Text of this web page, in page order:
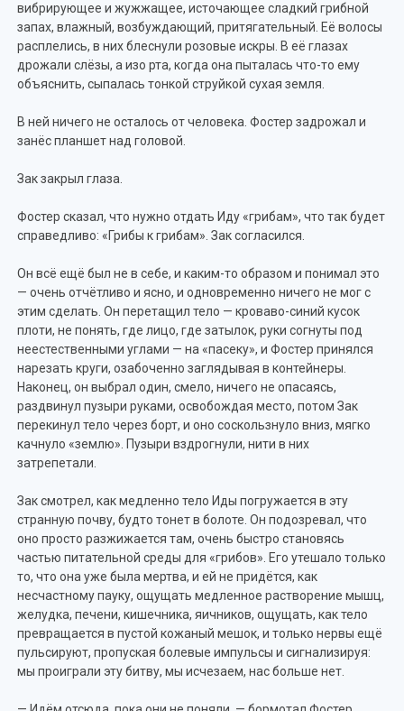
вибрирующее и жужжащее, источающее сладкий грибной
запах, влажный, возбуждающий, притягательный. Её волосы
расплелись, в них блеснули розовые искры. В её глазах
дрожали слёзы, а изо рта, когда она пыталась что-то ему
объяснить, сыпалась тонкой струйкой сухая земля.
В ней ничего не осталось от человека. Фостер задрожал и
занёс планшет над головой.
Зак закрыл глаза.
Фостер сказал, что нужно отдать Иду «грибам», что так будет
справедливо: «Грибы к грибам». Зак согласился.
Он всё ещё был не в себе, и каким-то образом и понимал это
— очень отчётливо и ясно, и одновременно ничего не мог с
этим сделать. Он перетащил тело — кроваво-синий кусок
плоти, не понять, где лицо, где затылок, руки согнуты под
неестественными углами — на «пасеку», и Фостер принялся
нарезать круги, озабоченно заглядывая в контейнеры.
Наконец, он выбрал один, смело, ничего не опасаясь,
раздвинул пузыри руками, освобождая место, потом Зак
перекинул тело через борт, и оно соскользнуло вниз, мягко
качнуло «землю». Пузыри вздрогнули, нити в них
затрепетали.
Зак смотрел, как медленно тело Иды погружается в эту
странную почву, будто тонет в болоте. Он подозревал, что
оно просто разжижается там, очень быстро становясь
частью питательной среды для «грибов». Его утешало только
то, что она уже была мертва, и ей не придётся, как
несчастному пауку, ощущать медленное растворение мышц,
желудка, печени, кишечника, яичников, ощущать, как тело
превращается в пустой кожаный мешок, и только нервы ещё
пульсируют, пропуская болевые импульсы и сигнализируя:
мы проиграли эту битву, мы исчезаем, нас больше нет.